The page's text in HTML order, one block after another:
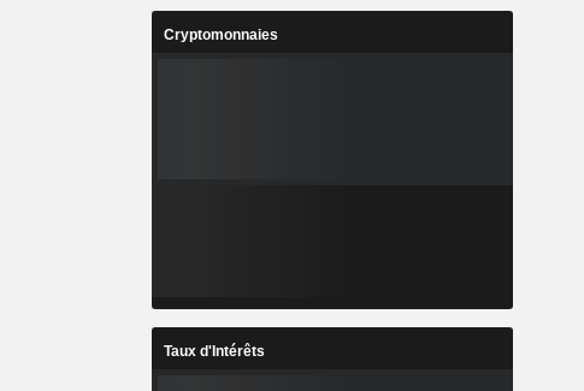
Cryptomonnaies
Taux d'Intérêts